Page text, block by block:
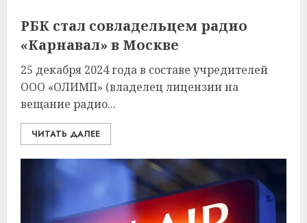
РБК стал совладельцем радио
«Карнавал» в Москве
25 декабря 2024 года в составе учредителей
ООО «ОЛИМП» (владелец лицензии на
вещание радио...
ЧИТАТЬ ДАЛЕЕ